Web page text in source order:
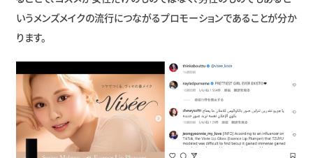
いうメンズメイクの流行につながるプロモーションであることが分か
ります。